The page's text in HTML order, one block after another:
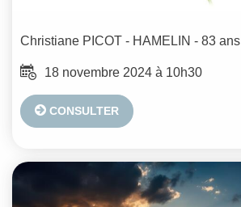
Christiane PICOT - HAMELIN - 83 ans
18 novembre 2024 à 10h30
CONSULTER